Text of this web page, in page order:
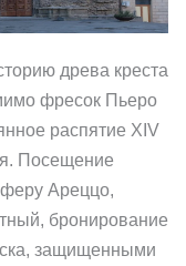
древа креста
фресок Пьеро
распятие XIV
Посещение
Ареццо,
бронирование
защищенными